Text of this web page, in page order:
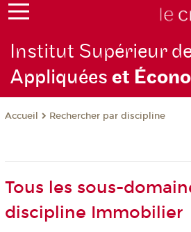
Institut Supérieur
Appliquéeset Écono
Accueil Rechercher par discipline
Tous les sous-
discipline Immobilier